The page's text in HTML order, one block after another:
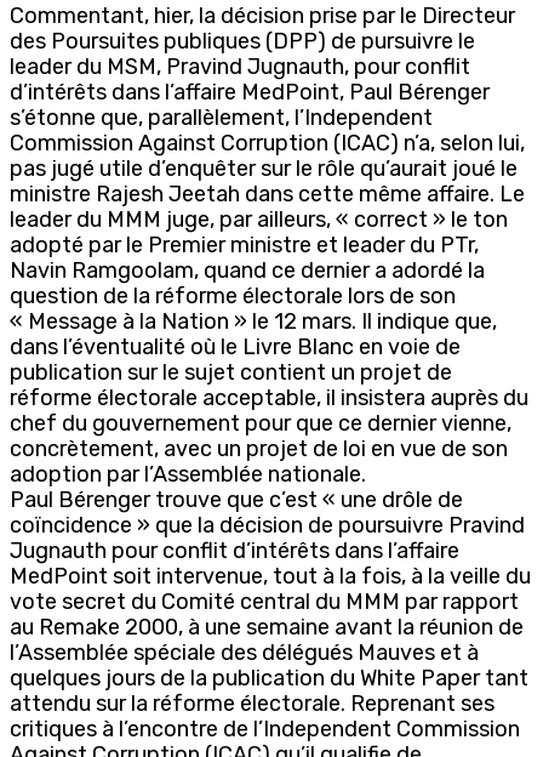
Commentant, hier, la décision prise par le Directeur
des Poursuites publiques (DPP) de pursuivre le
leader du MSM, Pravind Jugnauth, pour conflit
d’intérêts dans l’affaire MedPoint, Paul Bérenger
s’étonne que, parallèlement, l’Independent
Commission Against Corruption (ICAC) n’a, selon lui,
pas jugé utile d’enquêter sur le rôle qu’aurait joué le
ministre Rajesh Jeetah dans cette même affaire. Le
leader du MMM juge, par ailleurs, « correct » le ton
adopté par le Premier ministre et leader du PTr,
Navin Ramgoolam, quand ce dernier a adordé la
question de la réforme électorale lors de son
« Message à la Nation » le 12 mars. Il indique que,
dans l’éventualité où le Livre Blanc en voie de
publication sur le sujet contient un projet de
réforme électorale acceptable, il insistera auprès du
chef du gouvernement pour que ce dernier vienne,
concrètement, avec un projet de loi en vue de son
adoption par l’Assemblée nationale.
Paul Bérenger trouve que c’est « une drôle de
coïncidence » que la décision de poursuivre Pravind
Jugnauth pour conflit d’intérêts dans l’affaire
MedPoint soit intervenue, tout à la fois, à la veille du
vote secret du Comité central du MMM par rapport
au Remake 2000, à une semaine avant la réunion de
l’Assemblée spéciale des délégués Mauves et à
quelques jours de la publication du White Paper tant
attendu sur la réforme électorale. Reprenant ses
critiques à l’encontre de l’Independent Commission